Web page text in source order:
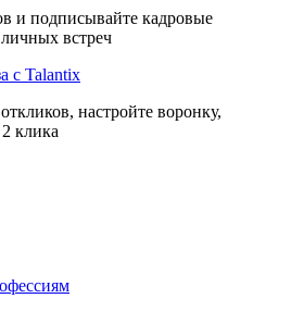
и подписывайте кадровые
встреч
с Talantix
настройте воронку,
клика